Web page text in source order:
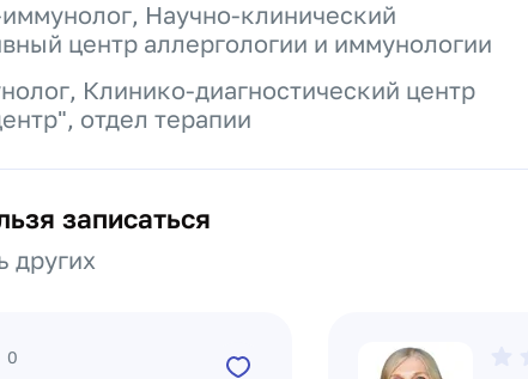
Научно-клинический
центр аллергологии и иммунологии
Клинико-диагностический центр
отдел терапии
записаться
других
0